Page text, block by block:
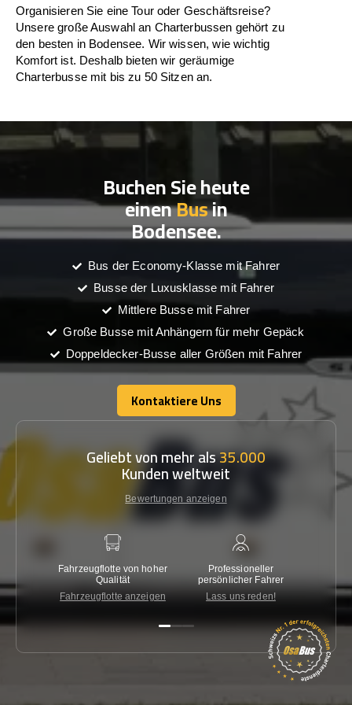
Organisieren Sie eine Tour oder Geschäftsreise?
Unsere große Auswahl an Charterbussen gehört zu
den besten in Bodensee. Wir wissen, wie wichtig
Komfort ist. Deshalb bieten wir geräumige
Charterbusse mit bis zu 50 Sitzen an.
Buchen Sie heute
einenBusin
Bodensee.
Bus der Economy-Klasse mit Fahrer
Busse der Luxusklasse mit Fahrer
Mittlere Busse mit Fahrer
Große Busse mit Anhängern für mehr Gepäck
Doppeldecker-Busse aller Größen mit Fahrer
Kontaktiere Uns
Kontaktiere Uns
Geliebt von mehr als35.000
Kunden weltweit
Bewertungen anzeigen
Fahrzeugflotte von hoher
Qualität
Fahrzeugflotte anzeigen
Professioneller
persönlicher Fahrer
Lass uns reden!